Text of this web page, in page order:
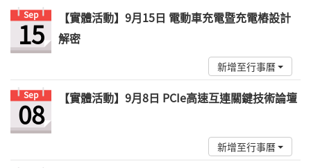
Sep
15
【實體活動】9月15日 電動車充電暨充電樁設計
解密
新增至行事曆
Sep
08 【實體活動】9月8日 PCIe高速互連關鍵技術論壇
新增至行事曆